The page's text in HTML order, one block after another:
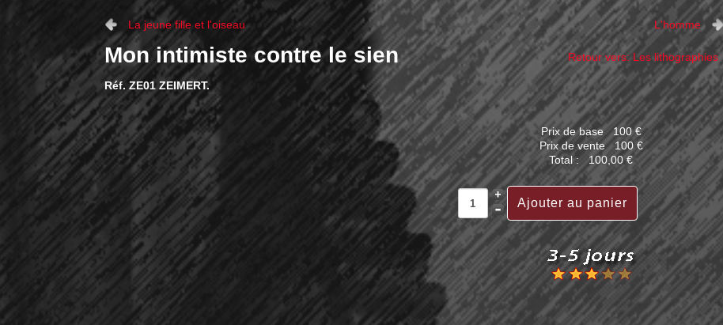
La jeune fille et l'oiseau L'homme
Retour vers: Les lithographies
Mon intimiste contre le sien
Réf. ZE01 ZEIMERT.
Prix de base
100 €
Prix ​​de vente
100 €
Total :
100,00 €